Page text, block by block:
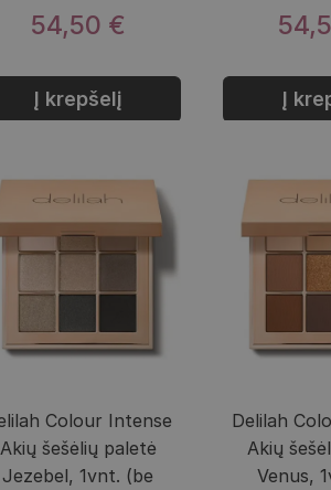
54,50 €
Į krepšelį Į
Colour Intense
Akių šešėlių paletė
Jezebel, 1vnt. (be
Delilah
Akių
Venus,